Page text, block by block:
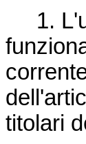
1.
titolari